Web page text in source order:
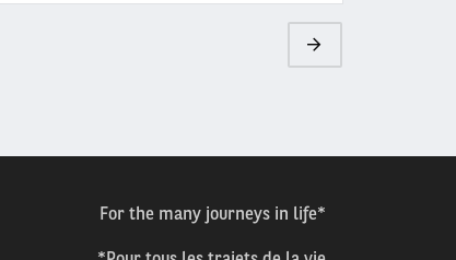
Page
suivante
For the many journeys in life*